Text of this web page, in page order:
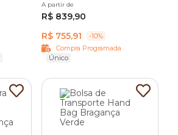
A partir de
R$ 839,90
R$ 755,91
-10%
Compra Programada
Único